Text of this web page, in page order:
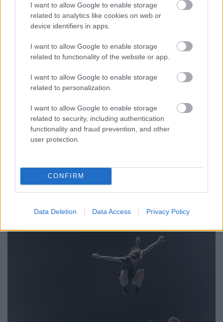
I want to allow Google to enable storage
related to analytics like cookies on web or
device identifiers in apps.
I want to allow Google to enable storage
related to functionality of the website or app.
I want to allow Google to enable storage
related to personalization.
I want to allow Google to enable storage
related to security, including authentication
functionality and fraud prevention, and other
user protection.
CONFIRM
Data Deletion Data Access Privacy Policy